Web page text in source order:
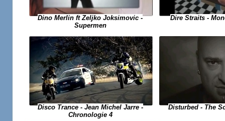
Dino Merlin ft Zeljko Joksimovic -
Supermen
Dire Straits -
Disco Trance - Jean Michel Jarre -
Chronologie 4
Disturbed - The